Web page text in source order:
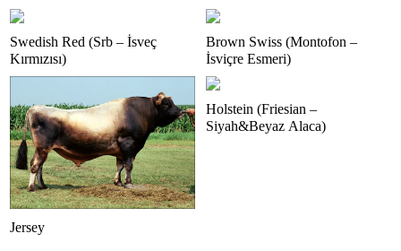
Swedish Red (Srb – İsveç
Kırmızısı)
Brown Swiss (Montofon –
İsviçre Esmeri)
Jersey
Holstein (Friesian –
Siyah&Beyaz Alaca)